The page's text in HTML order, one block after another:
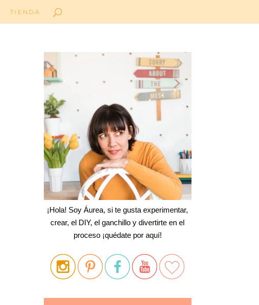
TIENDA
¡Hola! Soy Áurea, si te gusta experimentar,
crear, el DIY, el ganchillo y divertirte en el
proceso ¡quédate por aquí!